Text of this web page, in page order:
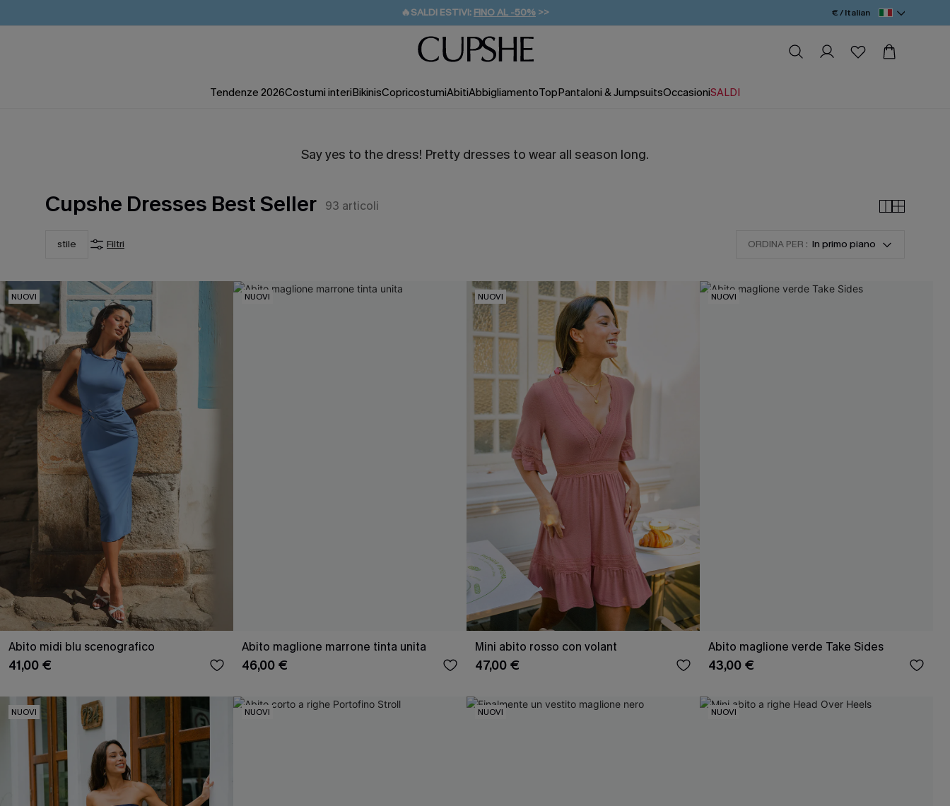
🔥SALDI ESTIVI: FINO AL -50% >>
🚚SPEDIZIONE GRATUITA DA 49€
💌REGALO PER I NUOVI: 20% DI SCONTO*
€ / Italian
Tendenze 2026Costumi interiBikinisCopricostumiAbitiAbbigliamentoTopPantaloni & JumpsuitsOccasioniSALDI
Say yes to the dress! Pretty dresses to wear all season long.
Cupshe Dresses Best Seller 93 articoli
stile Filtri ORDINA PER : In primo piano
NUOVI
Abito midi blu scenografico
41,00 €
NUOVI
Abito maglione marrone tinta unita
46,00 €
NUOVI
Mini abito rosso con volant
47,00 €
NUOVI
Abito maglione verde Take Sides
43,00 €
NUOVI NUOVI NUOVI NUOVI